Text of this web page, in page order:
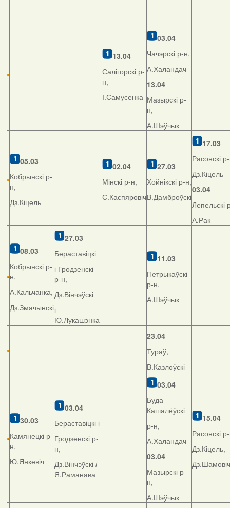
13.04
Салігорскі р-
н,
І.Самусенка
03.04
Чачэрскі р-н,
А.Халандач
13.04
Мазырскі р-
н,
А.Шэўчык
05.03
Кобрынскі р-
н,
Дз.Кіцель
02.04
Мінскі р-н,
С.Каспяровіч
27.03
Хойнікскі р-н,
В.Дамброўскі
17.03
Расонскі
Дз.Кіцель
03.04
Лепельскі
А.Рак
08.03
Кобрынскі р-
н,
А.Кальчанка,
Дз.Змачынскі
27.03
Бераставіцкі
і Гродзенскі
р-н,
Дз.Вінчэўскі
і
Ю.Лукашэнка
11.03
Петрыкаўскі
р-н,
А.Шэўчык
23.04
Тураў,
В.Казлоўскі
30.03
Камянецкі р-
н,
Ю.Янкевіч
03.04
Бераставіцкі і
Гродзенскі р-
н,
Дз.Вінчэўскі і
Я.Раманава
03.04
Буда-
Кашалёўскі
р-н,
А.Халандач
03.04
Мазырскі р-
н,
А.Шэўчык
15.04
Расонскі
Дз.Кіцель,
Дз.Шамовіч